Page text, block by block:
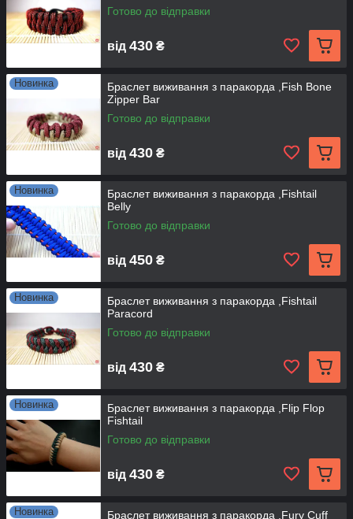
Готово до відправки
від 430 ₴
Новинка
Браслет виживання з паракорда ,Fish Bone
Zipper Bar
Готово до відправки
від 430 ₴
Новинка
Браслет виживання з паракорда ,Fishtail
Belly
Готово до відправки
від 450 ₴
Новинка
Браслет виживання з паракорда ,Fishtail
Paracord
Готово до відправки
від 430 ₴
Новинка
Браслет виживання з паракорда ,Flip Flop
Fishtail
Готово до відправки
від 430 ₴
Новинка
Браслет виживання з паракорда ,Fury Cuff